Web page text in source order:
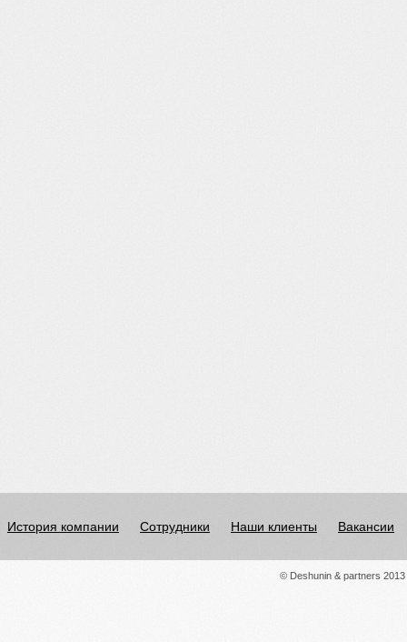
История компании Сотрудники Наши клиенты Вакансии
© Deshunin & partners 2013